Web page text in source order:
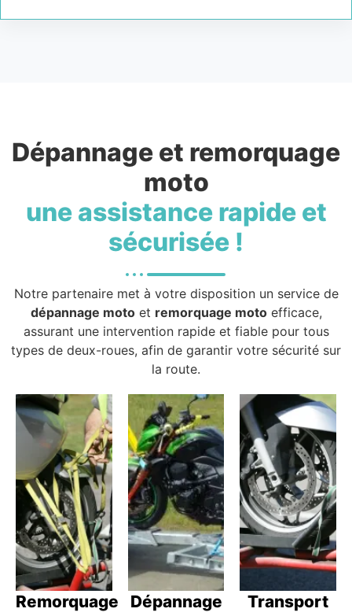
Dépannage et remorquage
moto
une assistance rapide et
sécurisée !
Notre partenaire met à votre disposition un service de
dépannage motoet remorquage motoefficace,
assurant une intervention rapide et fiable pour tous
types de deux-roues, afin de garantir votre sécurité sur
la route.
Remorquage
Dépannage
Transport